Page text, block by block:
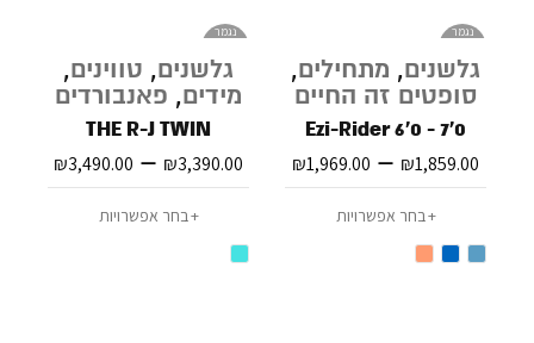
נגמר
גלשנים, מתחילים,
סופטים זה החיים
Ezi-Rider 6'0 - 7'0
₪1,859.00
–
₪1,969.00
בחר אפשרויות
נגמר
גלשנים, טווינים,
מידים, פאנבורדים
THE R-J TWIN
₪3,390.00
–
₪3,490.00
בחר אפשרויות